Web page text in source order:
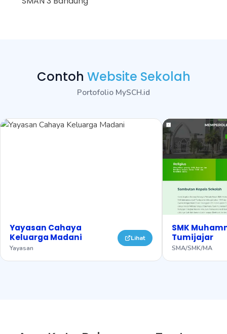
Contoh Website Sekolah
Portofolio MySCH.id
Yayasan Cahaya
Keluarga Madani
Yayasan
Lihat
SMK
Tumijajar
SMA/SMK/MA